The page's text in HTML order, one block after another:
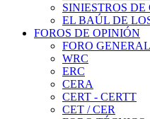
SINIESTROS DE
EL BAÚL DE
FOROS DE OPINIÓN
FORO GENERAL
WRC
ERC
CERA
CERT - CERTT
CET / CER